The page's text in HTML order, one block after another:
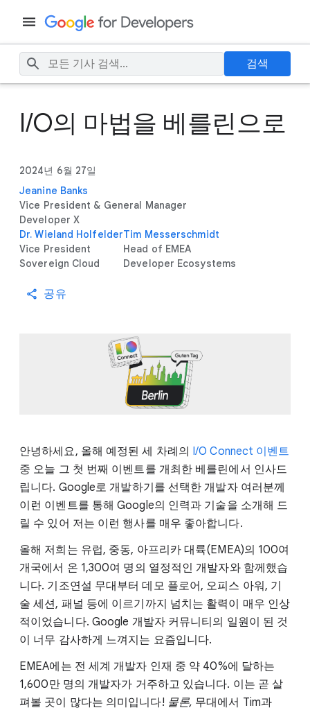
검색
I/O의 마법을 베를린으로
2024년 6월 27일
Jeanine Banks
Vice President & General Manager
Developer X
Dr. Wieland Holfelder
Vice President
Sovereign Cloud
Tim Messerschmidt
Head of EMEA
Developer Ecosystems
공유
안녕하세요, 올해 예정된 세 차례의 I/O Connect 이벤트
중 오늘 그 첫 번째 이벤트를 개최한 베를린에서 인사드
립니다. Google로 개발하기를 선택한 개발자 여러분께
이런 이벤트를 통해 Google의 인력과 기술을 소개해 드
릴 수 있어 저는 이런 행사를 매우 좋아합니다.
올해 저희는 유럽, 중동, 아프리카 대륙(EMEA)의 100여
개국에서 온 1,300여 명의 열정적인 개발자와 함께했습
니다. 기조연설 무대부터 데모 플로어, 오피스 아워, 기
술 세션, 패널 등에 이르기까지 넘치는 활력이 매우 인상
적이었습니다. Google 개발자 커뮤니티의 일원이 된 것
이 너무 감사하게 느껴지는 요즘입니다.
EMEA에는 전 세계 개발자 인재 중 약 40%에 달하는
1,600만 명의 개발자가 거주하고 있습니다. 이는 곧 살
펴볼 곳이 많다는 의미입니다! 물론, 무대에서 Tim과